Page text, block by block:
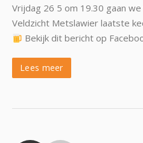
Vrijdag 26 5 om 19.30 gaan
Veldzicht Metslawier laatste
Bekijk dit bericht op
Lees meer